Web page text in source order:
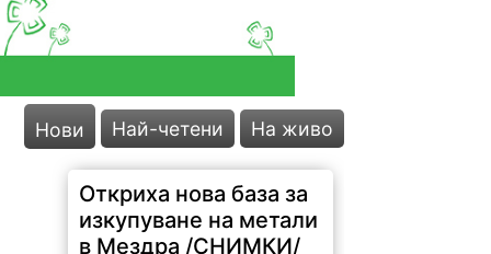
Нови Най-четени На живо
Откриха нова база за
изкупуване на метали
в Мездра /СНИМКИ/